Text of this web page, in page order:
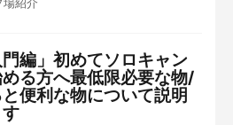
門編」初めてソロキャン
める方へ最低限必要な物/
便利な物について説明
す